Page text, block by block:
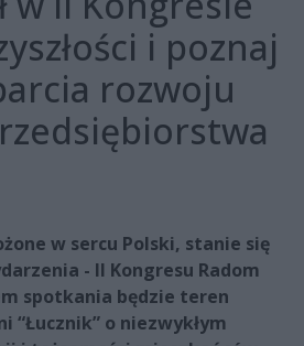
i poznaj
rozwoju
w sercu Polski, stanie się
- II Kongresu Radom
spotkania będzie teren
“Łucznik” o niezwykłym